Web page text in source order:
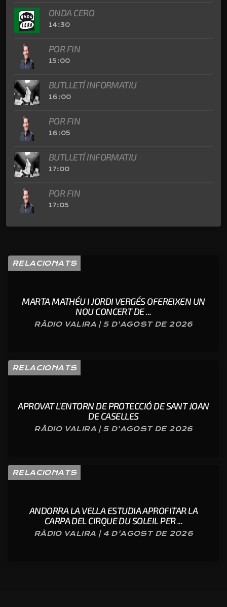
ONDA CERO
14:30
POR FIN
15:00
BUTLLETÍ INFORMATIU
16:00
POR FIN
16:05
BUTLLETÍ INFORMATIU
17:00
POR FIN
17:05
RELACIONATS
MARTA MATHÉU I JORDI VERGÉS OFEREIXEN UN
NOU CONCERT DE ...
RÀDIO VALIRA | 5 D'AGOST DE 2026
RELACIONATS
APROVAT L’ENTORN DE PROTECCIÓ DE SANT JOAN
DE CASELLES
RÀDIO VALIRA | 5 D'AGOST DE 2026
RELACIONATS
ANDORRA LA VELLA ESTUDIA APROFITAR LA
CARPA DEL CIRQUE DU SOLEIL PER ...
RÀDIO VALIRA | 4 D'AGOST DE 2026